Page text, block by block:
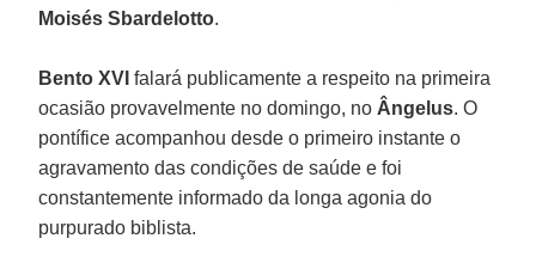
Moisés Sbardelotto.
Bento XVIfalará publicamente a respeito na primeira
ocasião provavelmente no domingo, no Ângelus. O
pontífice acompanhou desde o primeiro instante o
agravamento das condições de saúde e foi
constantemente informado da longa agonia do
purpurado biblista.